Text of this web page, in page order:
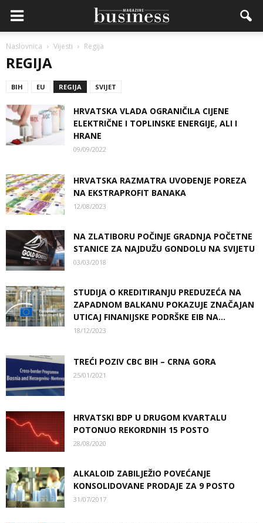
Naslovnica Vijesti Regija
REGIJA
BIH EU REGIJA SVIJET
HRVATSKA VLADA OGRANIČILA CIJENE
ELEKTRIČNE I TOPLINSKE ENERGIJE, ALI I
HRANE
09/09/2022
HRVATSKA RAZMATRA UVOĐENJE POREZA
NA EKSTRAPROFIT BANAKA
12/08/2023
NA ZLATIBORU POČINJE GRADNJA POČETNE
STANICE ZA NAJDUŽU GONDOLU NA SVIJETU
03/03/2018
STUDIJA O KREDITIRANJU PREDUZEĆA NA
ZAPADNOM BALKANU POKAZUJE ZNAČAJAN
UTICAJ FINANIJSKE PODRŠKE EIB NA...
18/12/2023
TREĆI POZIV CBC BIH – CRNA GORA
25/01/2021
HRVATSKI BDP U DRUGOM KVARTALU
POTONUO REKORDNIH 15 POSTO
28/08/2020
ALKALOID ZABILJEŽIO POVEĆANJE
KONSOLIDOVANE PRODAJE ZA 9 POSTO
31/07/2017